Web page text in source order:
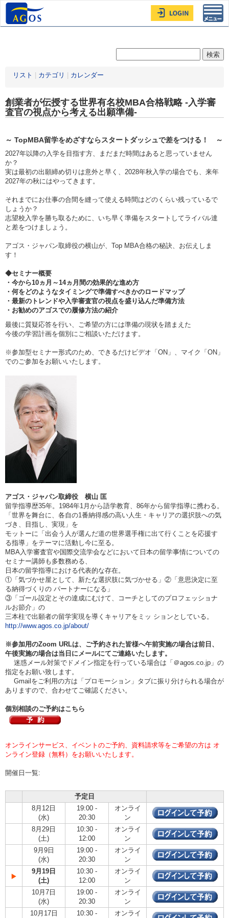
リスト カテゴリ カレンダー
創業者が伝授する世界有名校MBA合格戦略 -入学審
査官の視点から考える出願準備-
～ TopMBA留学をめざすならスタートダッシュで差をつける！ ～
2027年以降の入学を目指す方、まだまだ時間はあると思っていません
か？
実は最初の出願締め切りは意外と早く、2028年秋入学の場合でも、来年
2027年の秋にはやってきます。
それまでにお仕事の合間を縫って使える時間はどのくらい残っているで
しょうか？
志望校入学を勝ち取るために、いち早く準備をスタートしてライバル達
と差をつけましょう。
アゴス・ジャパン取締役の横山が、Top MBA合格の秘訣、お伝えしま
す！
◆セミナー概要
・今から10ヵ月～14ヵ月間の効果的な進め方
・何をどのようなタイミングで準備すべきかのロードマップ
・最新のトレンドや入学審査官の視点を盛り込んだ準備方法
・お勧めのアゴスでの履修方法の紹介
最後に質疑応答を行い、ご希望の方には準備の現状を踏まえた
今後の学習計画を個別にご相談いただけます。
※参加型セミナー形式のため、できるだけビデオ「ON」、マイク「ON」
でのご参加をお願いいたします。
アゴス・ジャパン取締役 横山 匡
留学指導歴35年。 1984年1月から語学教育、86年から留学指導に携わる。
「世界を舞台に、各自の1番納得感の高い人生・キャリアの選択肢への気
づき、目指し、実現」を
モットーに「出会う人が選んだ道の世界選手権に出て行くことを応援す
る指導」をテーマに活動し今に至る。
MBA入学審査官や国際交流学会などにおいて日本の留学事情についての
セミナー講師も多数務める、
日本の留学指導における代表的な存在。
① 「気づかせ屋として、新たな選択肢に気づかせる」②「意思決定に至
る納得づくりの パートナーになる」
③「ゴール設定とその達成にむけて、コーチとしてのプロフェッショナ
ルお節介」の
三本柱で出願者の留学実現を導く キャリアをミッ ションとしている。
http://www.agos.co.jp/about/
※参加用のZoom URLは、ご予約された皆様へ午前実施の場合は前日、
午後実施の場合は当日 にメールにてご連絡いたします。
迷惑メール対策でドメイン指定を行っている場合は「＠agos.co.jp」の
指定をお願い致します。
Gmailをご利用の方は「プロモーション」タブに振り分けられる場合が
ありますので、合わせてご確認ください。
個別相談のご予約はこちら
オンラインサービス、イベントのご予約、資料請求等をご希望の方は オ
ンライン登録（無料）をお願いいたします。
開催日一覧:
予定日
8月12日
(水)
19:00 -
20:30
オンライ
ン
8月29日
(土)
10:30 -
12:00
オンライ
ン
9月9日
(水)
19:00 -
20:30
オンライ
ン
9月19日
(土)
10:30 -
12:00
オンライ
ン
10月7日
(水)
19:00 -
20:30
オンライ
ン
10月17日
10:30 - オンライ